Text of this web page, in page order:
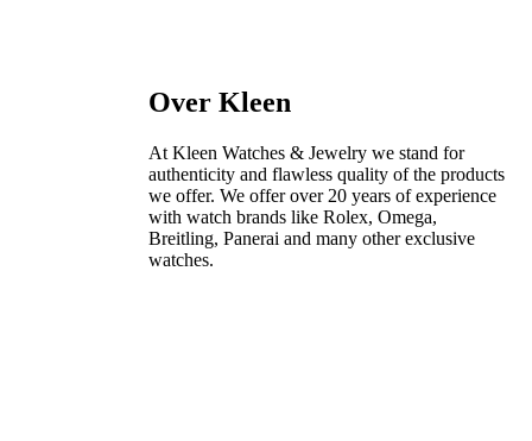
Over Kleen
At Kleen Watches & Jewelry we stand for
authenticity and flawless quality of the products
we offer. We offer over 20 years of experience
with watch brands like Rolex, Omega,
Breitling, Panerai and many other exclusive
watches.